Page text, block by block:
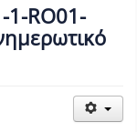
1-RO01-